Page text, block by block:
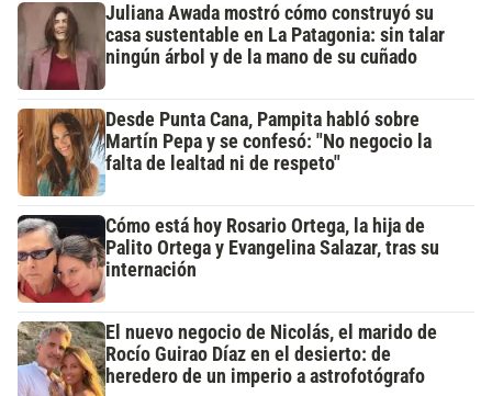
Juliana Awada mostró cómo construyó su
casa sustentable en La Patagonia: sin talar
ningún árbol y de la mano de su cuñado
Desde Punta Cana, Pampita habló sobre
Martín Pepa y se confesó: "No negocio la
falta de lealtad ni de respeto"
Cómo está hoy Rosario Ortega, la hija de
Palito Ortega y Evangelina Salazar, tras su
internación
El nuevo negocio de Nicolás, el marido de
Rocío Guirao Díaz en el desierto: de
heredero de un imperio a astrofotógrafo